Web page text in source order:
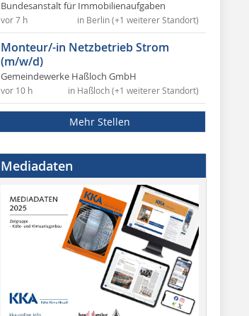
Bundesanstalt für Immobilienaufgaben
in Berlin (+1 weiterer Standort)
vor 7 h
Monteur/-in Netzbetrieb Strom
(m/w/d)
Gemeindewerke Haßloch GmbH
in Haßloch (+1 weiterer Standort)
vor 10 h
Mehr Stellen
Mediadaten